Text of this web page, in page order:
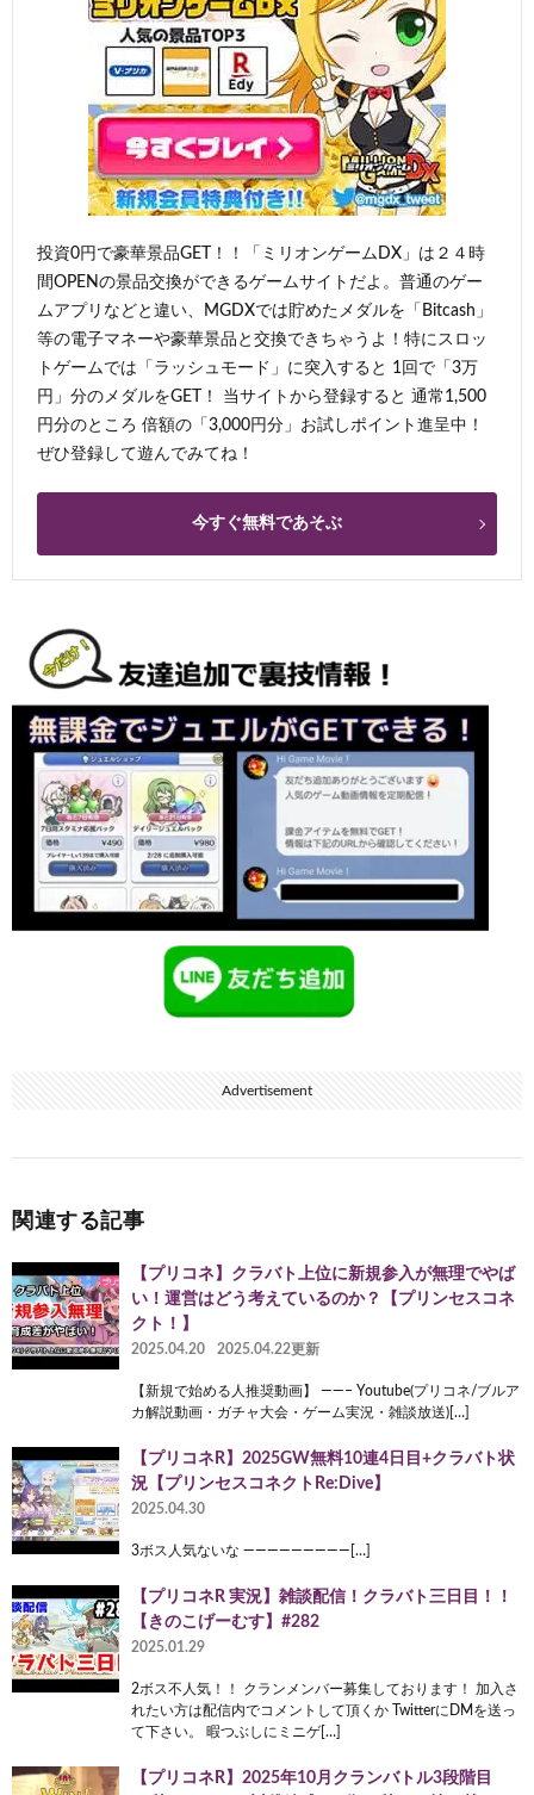
投資0円で豪華景品GET！！「ミリオンゲームDX」は２４時
間OPENの景品交換ができるゲームサイトだよ。普通のゲー
ムアプリなどと違い、MGDXでは貯めたメダルを「Bitcash」
等の電子マネーや豪華景品と交換できちゃうよ！特にスロッ
トゲームでは「ラッシュモード」に突入すると 1回で「3万
円」分のメダルをGET！ 当サイトから登録すると 通常1,500
円分のところ 倍額の「3,000円分」お試しポイント進呈中！
ぜひ登録して遊んでみてね！
今すぐ無料であそぶ
Advertisement
関連する記事
【プリコネ】クラバト上位に新規参入が無理でやば
い！運営はどう考えているのか？【プリンセスコネ
クト！】
2025.04.20 2025.04.22更新
【新規で始める人推奨動画】 ——– Youtube(プリコネ/ブルア
カ解説動画・ガチャ大会・ゲーム実況・雑談放送)[…]
【プリコネR】2025GW無料10連4日目+クラバト状
況【プリンセスコネクトRe:Dive】
2025.04.30
3ボス人気ないな —————————[…]
【プリコネR 実況】雑談配信！クラバト三日目！！
【きのこげーむす】#282
2025.01.29
2ボス不人気！！ クランメンバー募集しております！ 加入さ
れたい方は配信内でコメントして頂くか TwitterにDMを送っ
て下さい。 暇つぶしにミニゲ[…]
【プリコネR】2025年10月クランバトル3段階目